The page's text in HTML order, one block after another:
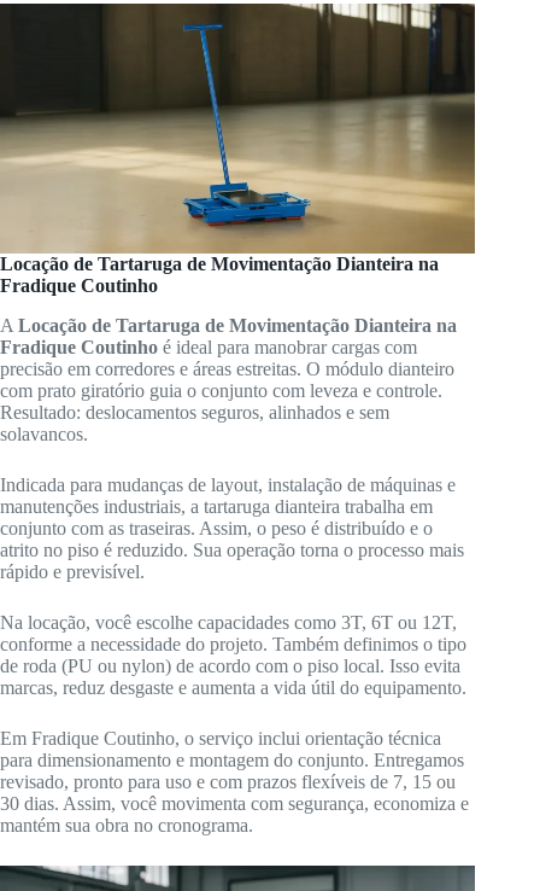
Locação de Tartaruga de Movimentação Dianteira na
Fradique Coutinho
A Locação de Tartaruga de Movimentação Dianteira na
Fradique Coutinho é ideal para manobrar cargas com
precisão em corredores e áreas estreitas. O módulo dianteiro
com prato giratório guia o conjunto com leveza e controle.
Resultado: deslocamentos seguros, alinhados e sem
solavancos.
Indicada para mudanças de layout, instalação de máquinas e
manutenções industriais, a tartaruga dianteira trabalha em
conjunto com as traseiras. Assim, o peso é distribuído e o
atrito no piso é reduzido. Sua operação torna o processo mais
rápido e previsível.
Na locação, você escolhe capacidades como 3T, 6T ou 12T,
conforme a necessidade do projeto. Também definimos o tipo
de roda (PU ou nylon) de acordo com o piso local. Isso evita
marcas, reduz desgaste e aumenta a vida útil do equipamento.
Em Fradique Coutinho, o serviço inclui orientação técnica
para dimensionamento e montagem do conjunto. Entregamos
revisado, pronto para uso e com prazos flexíveis de 7, 15 ou
30 dias. Assim, você movimenta com segurança, economiza e
mantém sua obra no cronograma.